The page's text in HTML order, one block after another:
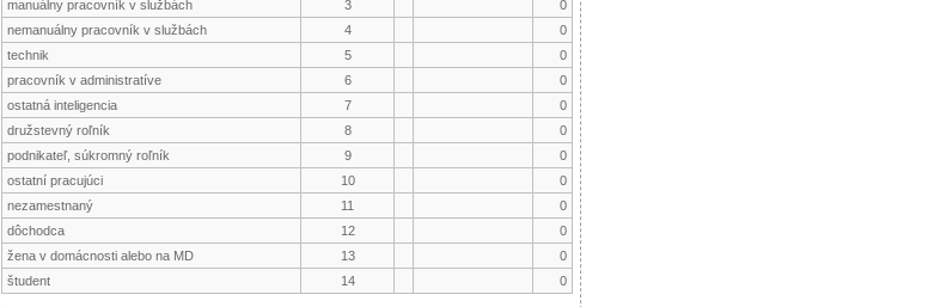
manuálny pracovník v službách
3
0
nemanuálny pracovník v službách
4
0
technik
5
0
pracovník v administratíve
6
0
ostatná inteligencia
7
0
družstevný roľník
8
0
podnikateľ, súkromný roľník
9
0
ostatní pracujúci
10
0
nezamestnaný
11
0
dôchodca
12
0
žena v domácnosti alebo na MD
13
0
študent
14 0